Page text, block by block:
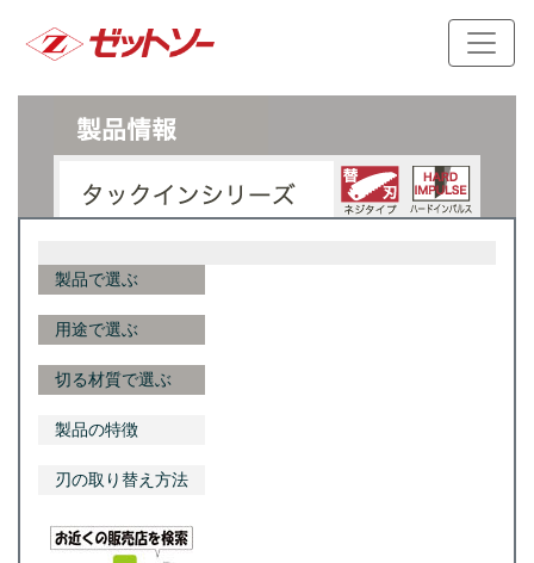
製品で選ぶ
用途で選ぶ
切る材質で選ぶ
製品の特徴
刃の取り替え方法